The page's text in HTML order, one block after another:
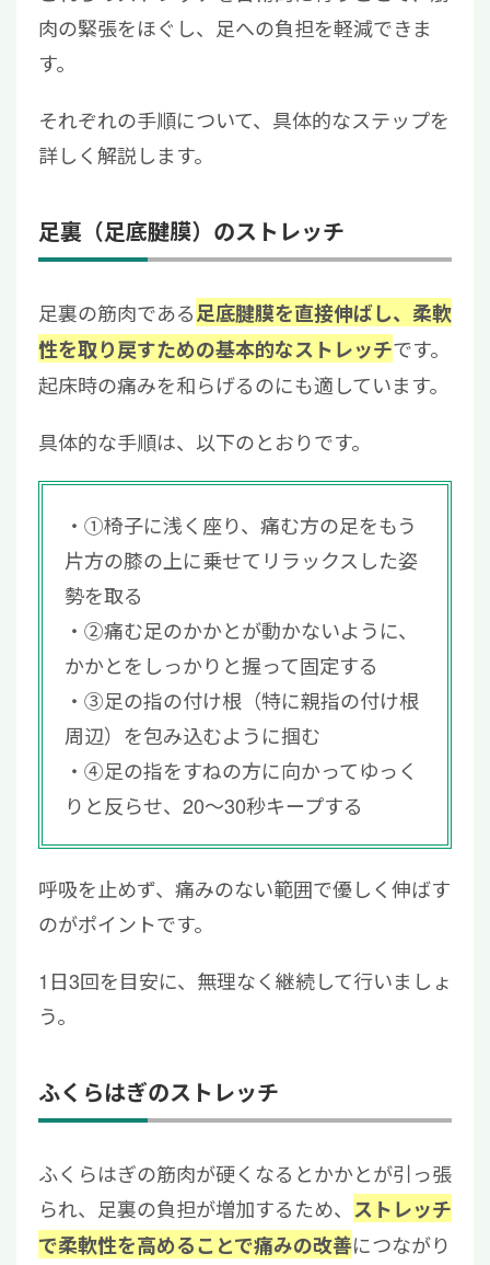
肉の緊張をほぐし、足への負担を軽減できま
す。
それぞれの手順について、具体的なステップを
詳しく解説します。
足裏（足底腱膜）のストレッチ
足裏の筋肉である足底腱膜を直接伸ばし、柔軟
性を取り戻すための基本的なストレッチです。
起床時の痛みを和らげるのにも適しています。
具体的な手順は、以下のとおりです。
①椅子に浅く座り、痛む方の足をもう
片方の膝の上に乗せてリラックスした姿
勢を取る
②痛む足のかかとが動かないように、
かかとをしっかりと握って固定する
③足の指の付け根（特に親指の付け根
周辺）を包み込むように掴む
④足の指をすねの方に向かってゆっく
りと反らせ、20〜30秒キープする
呼吸を止めず、痛みのない範囲で優しく伸ばす
のがポイントです。
1日3回を目安に、無理なく継続して行いましょ
う。
ふくらはぎのストレッチ
ふくらはぎの筋肉が硬くなるとかかとが引っ張
られ、足裏の負担が増加するため、 ストレッチ
で柔軟性を高めることで痛みの改善につながり